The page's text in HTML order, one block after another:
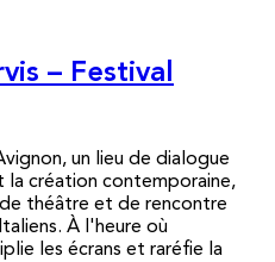
– Festival
un lieu de dialogue
la création contemporaine,
théâtre et de rencontre
À l'heure où
les écrans et raréfie la